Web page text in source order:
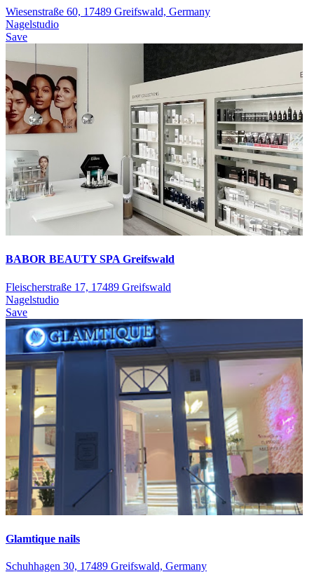
Wiesenstraße 60, 17489 Greifswald, Germany
Nagelstudio
Save
BABOR BEAUTY SPA Greifswald
Fleischerstraße 17, 17489 Greifswald
Nagelstudio
Save
Glamtique nails
Schuhhagen 30, 17489 Greifswald, Germany